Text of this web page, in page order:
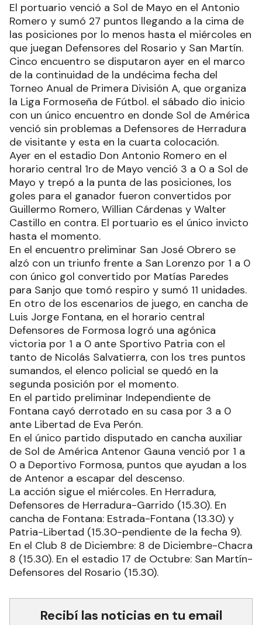
El portuario venció a Sol de Mayo en el Antonio
Romero y sumó 27 puntos llegando a la cima de
las posiciones por lo menos hasta el miércoles en
que juegan Defensores del Rosario y San Martín.
Cinco encuentro se disputaron ayer en el marco
de la continuidad de la undécima fecha del
Torneo Anual de Primera División A, que organiza
la Liga Formoseña de Fútbol. el sábado dio inicio
con un único encuentro en donde Sol de América
venció sin problemas a Defensores de Herradura
de visitante y esta en la cuarta colocación.
Ayer en el estadio Don Antonio Romero en el
horario central 1ro de Mayo venció 3 a 0 a Sol de
Mayo y trepó a la punta de las posiciones, los
goles para el ganador fueron convertidos por
Guillermo Romero, Willian Cárdenas y Walter
Castillo en contra. El portuario es el único invicto
hasta el momento.
En el encuentro preliminar San José Obrero se
alzó con un triunfo frente a San Lorenzo por 1 a 0
con único gol convertido por Matías Paredes
para Sanjo que tomó respiro y sumó 11 unidades.
En otro de los escenarios de juego, en cancha de
Luis Jorge Fontana, en el horario central
Defensores de Formosa logró una agónica
victoria por 1 a 0 ante Sportivo Patria con el
tanto de Nicolás Salvatierra, con los tres puntos
sumandos, el elenco policial se quedó en la
segunda posición por el momento.
En el partido preliminar Independiente de
Fontana cayó derrotado en su casa por 3 a 0
ante Libertad de Eva Perón.
En el único partido disputado en cancha auxiliar
de Sol de América Antenor Gauna venció por 1 a
0 a Deportivo Formosa, puntos que ayudan a los
de Antenor a escapar del descenso.
La acción sigue el miércoles. En Herradura,
Defensores de Herradura-Garrido (15.30). En
cancha de Fontana: Estrada-Fontana (13.30) y
Patria-Libertad (15.30-pendiente de la fecha 9).
En el Club 8 de Diciembre: 8 de Diciembre-Chacra
8 (15.30). En el estadio 17 de Octubre: San Martín-
Defensores del Rosario (15.30).
Recibí las noticias en tu email